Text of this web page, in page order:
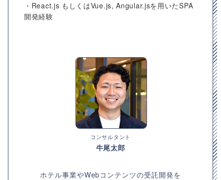
・React.js もしくはVue.js, Angular.jsを⽤いたSPA
開発経験
コンサルタント
牛尾太郎
ホテル事業やWebコンテンツの受託開発を